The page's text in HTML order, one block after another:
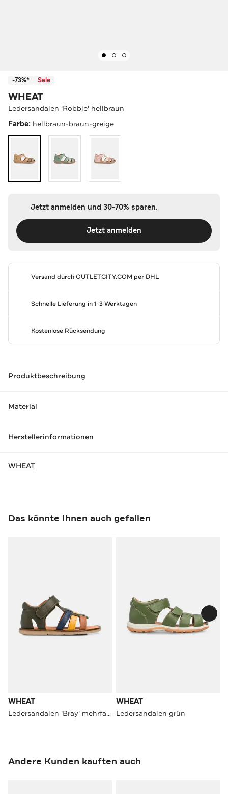
-73%* Sale
WHEAT
Ledersandalen 'Robbie' hellbraun
Farbe: hellbraun-braun-greige
Jetzt anmelden und 30-70% sparen.
Jetzt anmelden
Versand durchOUTLETCITY.COM per DHL
Schnelle Lieferung in 1-3 Werktagen
Kostenlose Rücksendung
Produktbeschreibung
Material
Herstellerinformationen
WHEAT
Das könnte Ihnen auch gefallen
WHEAT
Ledersandalen 'Bray' mehrfarbig
WHEAT
Ledersandalen grün
Andere Kunden kauften auch